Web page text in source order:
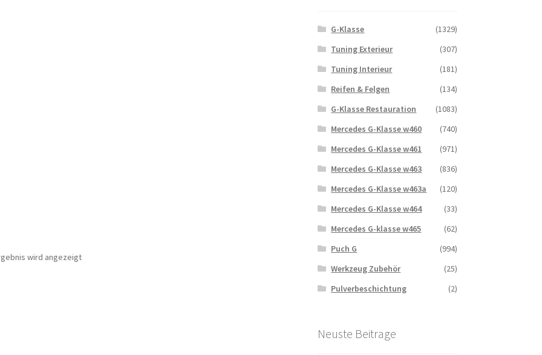
wird angezeigt
G-Klasse
(1329)
Tuning Exterieur
(307)
Tuning Interieur
(181)
Reifen & Felgen
(134)
G-Klasse Restauration
(1083)
Mercedes G-Klasse w460
(740)
Mercedes G-Klasse w461
(971)
Mercedes G-Klasse w463
(836)
Mercedes G-Klasse w463a
(120)
Mercedes G-Klasse w464
(33)
Mercedes G-klasse w465
(62)
Puch G
(994)
Werkzeug Zubehör
(25)
Pulverbeschichtung
(2)
Neuste Beitrage